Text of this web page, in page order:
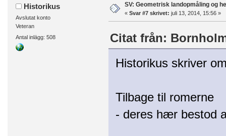
Historikus
Avslutat konto
Veteran
Antal inlägg: 508
SV: Geometrisk landopmåling og
« Svar #7 skrivet: juli 13, 2014, 15:56 »
Citat från:
Historikus skriver
Tilbage til romerne
- deres hær bestod